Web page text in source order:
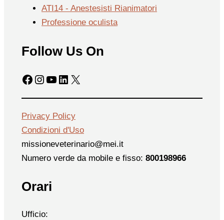
ATI14 - Anestesisti Rianimatori
Professione oculista
Follow Us On
Facebook
Instagram
YouTube
LinkedIn
X
Privacy Policy
Condizioni d'Uso
missioneveterinario@mei.it
Numero verde da mobile e fisso: 800198966
Orari
Ufficio: